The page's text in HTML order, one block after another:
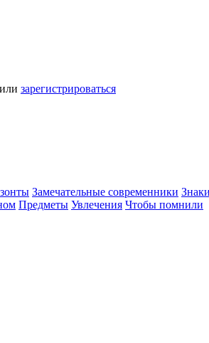
зарегистрироваться
Замечательные современники Знаки
Предметы Увлечения Чтобы помнили